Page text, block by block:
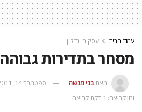
עמוד הבית עסקים ונדל"ן
מסחר בתדירות גבוהה
מאתבני מנשה
ספטמבר 14, 2011
זמן קריאה: 1 דקת קריאה